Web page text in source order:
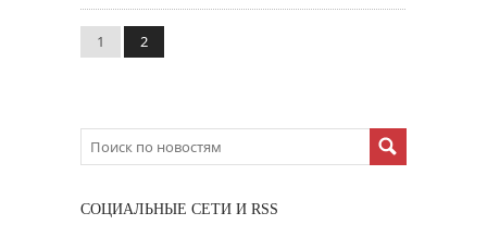
1 2
CОЦИАЛЬНЫЕ СЕТИ И RSS